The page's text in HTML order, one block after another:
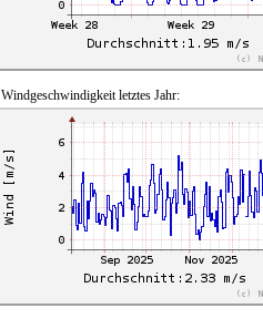
Windgeschwindigkeit letztes Jahr: